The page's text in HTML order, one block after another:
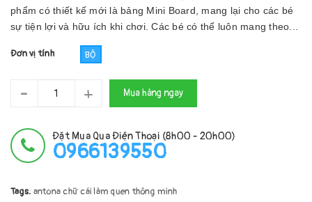
phẩm có thiết kế mới là bảng Mini Board, mang lại cho các bé
sự tiện lợi và hữu ích khi chơi. Các bé có thể luôn mang theo...
Đơn vị tính BỘ
- + Mua hàng ngay
Đặt Mua Qua Điện Thoại (8h00 - 20h00)
0966139550
Tags: antona chữ cái làm quen thông minh